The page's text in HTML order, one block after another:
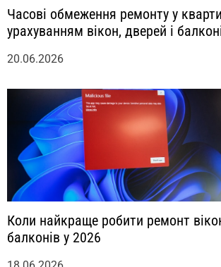
Часові обмеження ремонту у
урахуванням вікон, дверей і
20.06.2026
Коли найкраще робити ремонт
балконів у 2026